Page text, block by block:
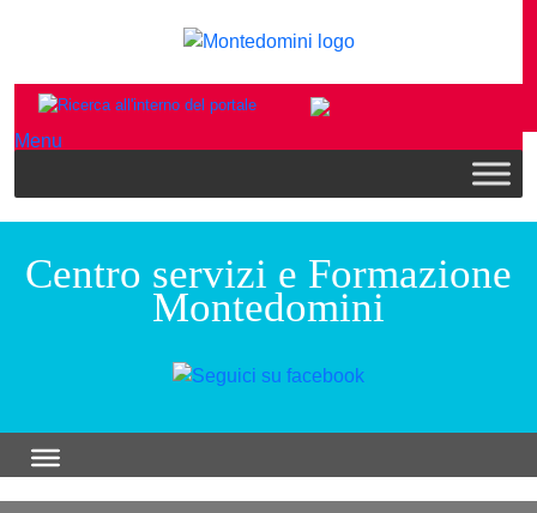
Menu
Centro servizi e Formazione
Montedomini